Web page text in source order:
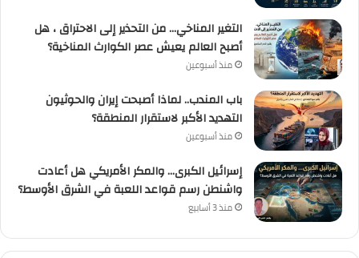
التغير المناخي… من التحذير إلى الاحتراق ، هل
أصبح العالم يعيش عصر الكوارث المناخية؟
منذ أسبوعين
باب المندب.. لماذا أصبحت إيران والحوثيون
التهديد الأكبر لاستقرار المنطقة؟
منذ أسبوعين
إسرائيل الكبرى… والمكر الأمريكي هل أعادت
واشنطن رسم قواعد اللعبة في الشرق الأوسط؟
منذ 3 أسابيع